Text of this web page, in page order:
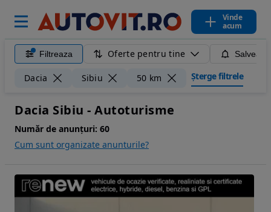
Vinde
acum
Filtreaza Oferte pentru tine
Dacia Sibiu 50 km Șterge filtrele
Dacia Sibiu - Autoturisme
Număr de anunțuri: 60
Cum sunt organizate anunturile?